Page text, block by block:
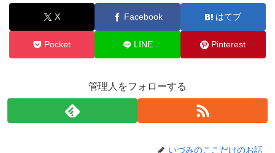
X Facebook はてブ
Pocket LINE Pinterest
管理人をフォローする
いづみのここだけのお話